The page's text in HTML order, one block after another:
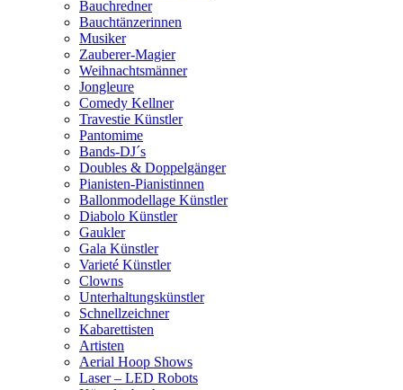
Bauchredner
Bauchtänzerinnen
Musiker
Zauberer-Magier
Weihnachtsmänner
Jongleure
Comedy Kellner
Travestie Künstler
Pantomime
Bands-DJ´s
Doubles & Doppelgänger
Pianisten-Pianistinnen
Ballonmodellage Künstler
Diabolo Künstler
Gaukler
Gala Künstler
Varieté Künstler
Clowns
Unterhaltungskünstler
Schnellzeichner
Kabarettisten
Artisten
Aerial Hoop Shows
Laser – LED Robots